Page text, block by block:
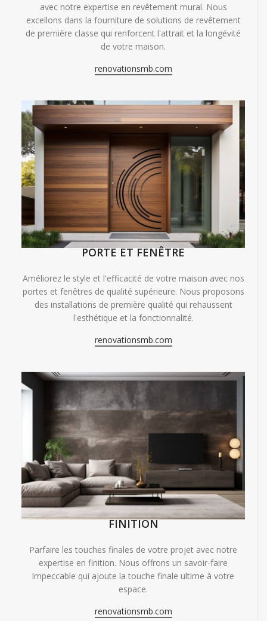
avec notre expertise en revêtement mural. Nous
excellons dans la fourniture de solutions de revêtement
de première classe qui renforcent l'attrait et la longévité
de votre maison.
renovationsmb.com
PORTE ET FENÊTRE
Améliorez le style et l'efficacité de votre maison avec nos
portes et fenêtres de qualité supérieure. Nous proposons
des installations de première qualité qui rehaussent
l'esthétique et la fonctionnalité.
renovationsmb.com
FINITION
Parfaire les touches finales de votre projet avec notre
expertise en finition. Nous offrons un savoir-faire
impeccable qui ajoute la touche finale ultime à votre
espace.
renovationsmb.com